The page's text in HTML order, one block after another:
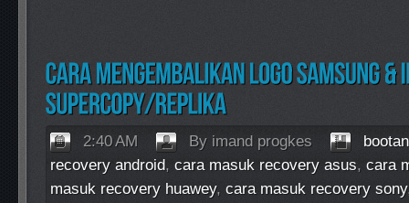
2:40 AM By imand progkes
recovery android, cara masuk recovery asus, cara
masuk recovery huawey, cara masuk recovery sony